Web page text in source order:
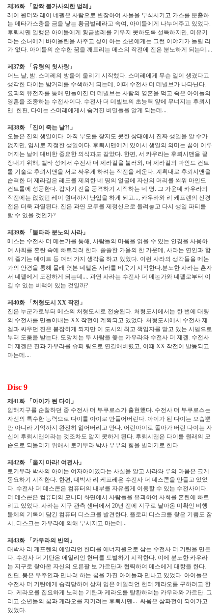
제36화 「깜짝 불가사의한 벌레 」
레이 원더와 레이 네펠은 사람으로 변장하여 사물을 부식시키고 가스를 분출하
는 메타가스충을 금을 낳는 황금벌레라고 속여, 아이들에게 나누어주고 있었다.
후뢰시맨 일행은 아이들에게 황금벌레를 키우지 못하도록 설득하지만, 미유키
라는 소녀에게 바이올린을 사주고 싶어 하는 소년에게는 그런 이야기가 들릴 리
가 없다. 아이들의 순수한 꿈을 깨트리는 메스의 작전에 진은 분노하게 되는데….
제37화 「유령의 첫사랑」
어느 날, 밤. 스미레의 방울이 울리기 시작했다. 스미레에게 무슨 일이 생겼다고
생각한 다이는 밤거리를 수색하게 되는데, 이때 수전사 더 데빌브가 나타난다.
요괴의 유전자를 통해 만들어진 더 데빌브는 사람의 영혼을 먹고 죽은 아이들의
영혼을 조종하는 수전사이다. 수전사 더 데빌브의 초능력 앞에 무너지는 후뢰시
맨. 한편, 다이는 스미레에게서 숨겨진 비밀들을 알게 되는데….
제38화 「진이 죽는 날?! 」
오늘은 진의 생일이다. 아직 부모를 찾지도 못한 상태에서 진짜 생일을 알 수가
없지만, 임시로 지정한 생일이다. 후뢰시맨에게 있어서 생일의 의미는 꿈이 이루
어지는 날에 대비한 중요한 의식과도 같았다. 한편, 서 카우라는 후뢰시맨을 끝
장내기 위해, 벨타 성에서 수전사 더 제라길을 불러와, 더 제라길의 마인드 컨트
롤 기술로 후뢰시맨을 서로 싸우게 하려는 작전을 세운다. 계획대로 후뢰시맨을
습격한 더 제라길은 레드를 제외한 네 명의 얼굴에 자신의 머리를 씌워 마인드
컨트롤에 성공한다. 갑자기 진을 공격하기 시작하는 네 명. 그 가운데 카우라의
작전에는 없었던 레이 원더까지 난입을 하게 되고…, 카우라와 리 케프렌의 신경
전은 더욱 과열된다. 진은 과연 모두를 제정신으로 돌려놓고 다시 생일 파티를
할 수 있을 것인가?
제39화 「불타라 분노의 사라」
메스는 수전사 더 메논가를 통해, 사람들의 마음을 읽을 수 있는 안경을 사용하
여 사회를 혼란 속에 빠트리려 한다. 쓸쓸한 가을의 한 가운데, 사라는 연인과 함
께 즐기는 데이트 등 여러 가지 생각을 하고 있었다. 이런 사라의 생각들을 메논
가의 안경을 통해 몰래 엿본 네펠은 사라를 비웃기 시작한다.분노한 사라는 혼자
서 네펠에게 도전하게 되는데…. 과연 사라는 수전사 더 메논가와 네펠로부터 이
길 수 있는 비책이 있는 것일까?
제40화 「처형도시 XX 작전 」
진은 누군가로부터 메스의 처형도시로 전송된다. 처형도시에서는 한 번에 대량
의 수전사를 만들어내는 XX 작전이 계획되고 있었다. 처형도시에서 수전사 제
겔과 싸우던 진은 붙잡히게 되지만 이 도시의 최고 책임자를 맡고 있는 시벨으로
부터 도움을 받는다. 도망치는 두 사람을 쫓는 카우라와 수전사 더 제겔. 수전사
더 제겔은 진과 카우라를 슈퍼 링으로 연결해버렸고, 이때 XX 작전이 발동되고
마는데….
Disc 9
제41화 「아이가 된 다이 」
임해지구를 순찰하던 중 수전사 더 부쿠로스가 출현했다. 수전사 더 부쿠로스는
자신의 특수한 능력으로 다이를 아이로 만들어버린다. 아이가 된 다이는 모습뿐
만 아니라 기억까지 완전히 잃어버리고 만다. 어린아이로 돌아가 버린 다이는 자
신이 후뢰시맨이라는 것조차도 알지 못하게 된다. 후뢰시맨은 다이를 원래의 모
습으로 되돌리기 위해서 토키무라 박사 부부의 힘을 빌리기로 한다.
제42화 「울지 마라! 여전사」
토키무라 박사의 아이는 여자아이였다는 사실을 알고 사라와 루의 마음은 크게
동요하기 시작한다. 한편, 대박사 리 케프레은 수전사 더 데스콘을 만들고 있었
다. 수전사 더 데스콘은 컴퓨터의 내부를 자유롭게 이동할 수 있는 수전사이다.
더 데스콘은 컴퓨터의 모니터 화면에서 사람들을 유괴하여 사회를 혼란에 빠트
리고 있었다. 사라는 지구 관측 센터에서 20년 전에 지구로 날아온 미확인 비행
물체의 기록이 담긴 컴퓨터 디스크를 발견한다. 플로피 디스크를 찾은 기쁨도 잠
시, 디스크는 카우라에 의해 부서지고 마는데….
제43화 「카우라의 반역 」
대박사 리 케프렌의 에일리언 헌터를 에너지원으로 삼는 수전사 더 기탄을 만든
다. 수전사 더 기탄은 에일리언 헌터를 토벌하기 시작한다. 이에 분노한 카우라
는 지구로 찾아온 자신의 오른팔 보 가르단과 협력하여 메스에게 대항을 한다.
한편, 붕은 우주인과 만나려 하는 꿈을 가진 아이들과 만나고 있었다. 아이들은
수전사 더 기탄에게 습격당하여 상처 입은 에일리언 헌터 케라오를 구하려고 한
다. 케라오를 집요하게 노리는 기탄과 케라오를 탈환하려는 카우라와 가르단. 그
리고 소년들의 꿈과 케라오를 지키려는 후뢰시맨…. 싸움은 삼파전이 되어가고
있었다.